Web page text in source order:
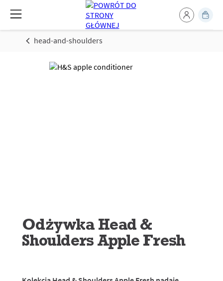
head-and-shoulders
Odżywka Head &
Shoulders Apple Fresh